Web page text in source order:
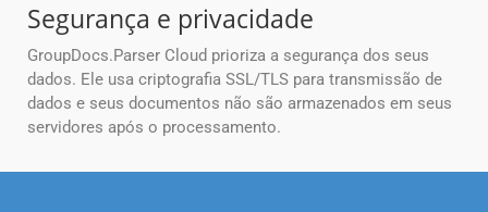
Segurança e privacidade
GroupDocs.Parser Cloud prioriza a segurança dos seus
dados. Ele usa criptografia SSL/TLS para transmissão de
dados e seus documentos não são armazenados em seus
servidores após o processamento.